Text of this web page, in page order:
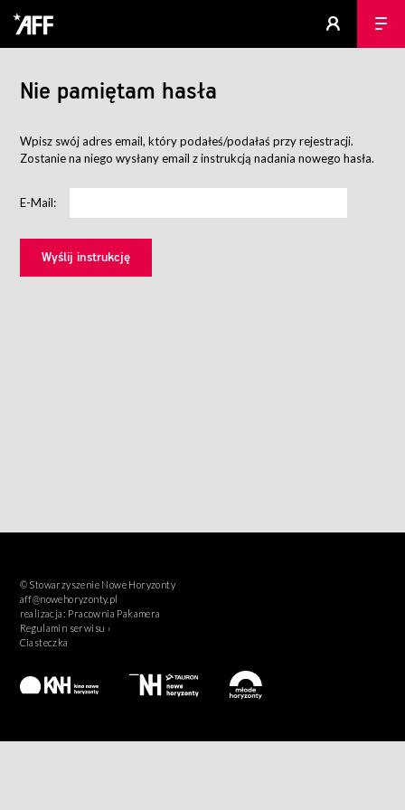
Nie pamiętam hasła
Wpisz swój adres email, który podałeś/podałaś przy rejestracji.
Zostanie na niego wysłany email z instrukcją nadania nowego hasła.
E-Mail:
© Stowarzyszenie Nowe Horyzonty
aff@nowehoryzonty.pl
realizacja: Pracownia Pakamera
Regulamin serwisu ›
Ciasteczka